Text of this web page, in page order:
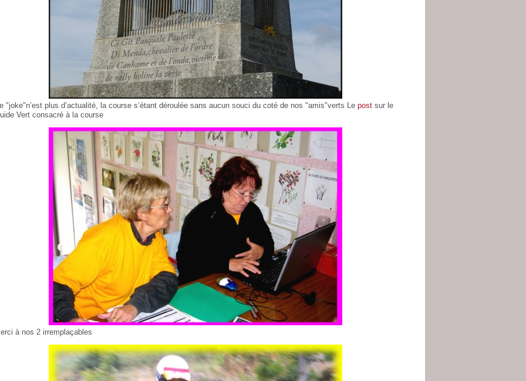
"joke"n’est plus d’actualité, la course s’étant déroulée sans aucun souci du coté de nos "amis"verts Le post sur le
Vert consacré à la course
à nos 2 irremplaçables